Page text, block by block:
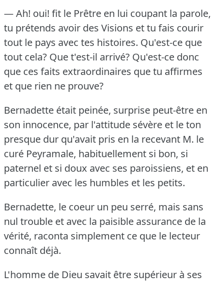
— Ah! oui! fit le Prêtre en lui coupant la parole,
tu prétends avoir des Visions et tu fais courir
tout le pays avec tes histoires. Qu'est-ce que
tout cela? Que t'est-il arrivé? Qu'est-ce donc
que ces faits extraordinaires que tu affirmes
et que rien ne prouve?
Bernadette était peinée, surprise peut-être en
son innocence, par l'attitude sévère et le ton
presque dur qu'avait pris en la recevant M. le
curé Peyramale, habituellement si bon, si
paternel et si doux avec ses paroissiens, et en
particulier avec les humbles et les petits.
Bernadette, le coeur un peu serré, mais sans
nul trouble et avec la paisible assurance de la
vérité, raconta simplement ce que le lecteur
connaît déjà.
L'homme de Dieu savait être supérieur à ses